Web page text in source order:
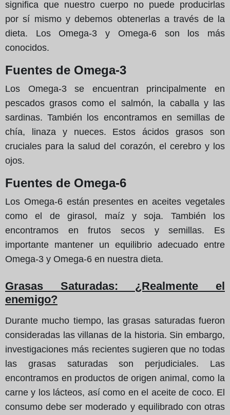
significa que nuestro cuerpo no puede producirlas
por sí mismo y debemos obtenerlas a través de la
dieta. Los Omega-3 y Omega-6 son los más
conocidos.
Fuentes de Omega-3
Los Omega-3 se encuentran principalmente en
pescados grasos como el salmón, la caballa y las
sardinas. También los encontramos en semillas de
chía, linaza y nueces. Estos ácidos grasos son
cruciales para la salud del corazón, el cerebro y los
ojos.
Fuentes de Omega-6
Los Omega-6 están presentes en aceites vegetales
como el de girasol, maíz y soja. También los
encontramos en frutos secos y semillas. Es
importante mantener un equilibrio adecuado entre
Omega-3 y Omega-6 en nuestra dieta.
Grasas Saturadas: ¿Realmente el
enemigo?
Durante mucho tiempo, las grasas saturadas fueron
consideradas las villanas de la historia. Sin embargo,
investigaciones más recientes sugieren que no todas
las grasas saturadas son perjudiciales. Las
encontramos en productos de origen animal, como la
carne y los lácteos, así como en el aceite de coco. El
consumo debe ser moderado y equilibrado con otras